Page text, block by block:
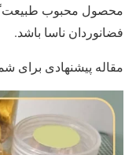
محصول محبوب
فضانوردان ناسا باشد.
مقاله پیشنهادی برای